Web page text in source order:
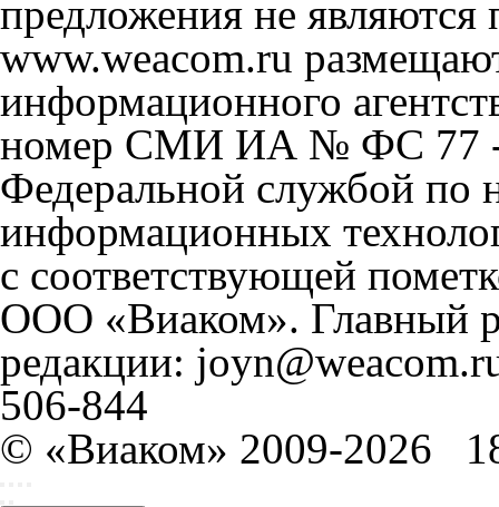
предложения не
www.weacom.ru
информационного
номер СМИ ИА № ФС 77 -
Федеральной службой по
информационных
с соответствующей
ООО «Виаком». Главный
редакции:
506-844
© «Виаком» 2009-2026